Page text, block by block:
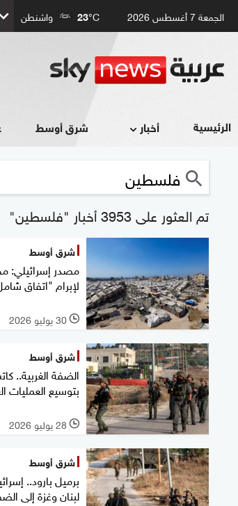
الجمعة 7 أغسطس 2026 23°C واشنطن
الرئيسية أخبار شرق أوسط
تم العثور على 3953 أخبار "فلسطين"
شرق أوسط
مصدر إسرائيلي:
لإبرام "اتفاق
l 30 يوليو 2026
شرق أوسط
الضفة الغربية..
بتوسيع العمليات
l 28 يوليو 2026
شرق أوسط
برميل بارود..
لبنان وغزة إلى